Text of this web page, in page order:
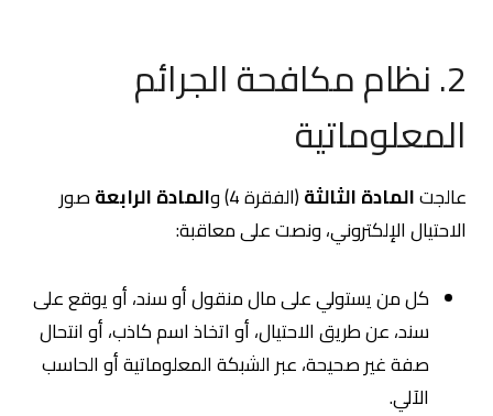
2. نظام مكافحة الجرائم
المعلوماتية
عالجتالمادة الثالثة(الفقرة 4) و المادة الرابعةصور
الاحتيال الإلكتروني، ونصت على معاقبة:
كل من يستولي على مال منقول أو سند، أو يوقع على
سند، عن طريق الاحتيال، أو اتخاذ اسم كاذب، أو انتحال
صفة غير صحيحة، عبر الشبكة المعلوماتية أو الحاسب
الآلي.